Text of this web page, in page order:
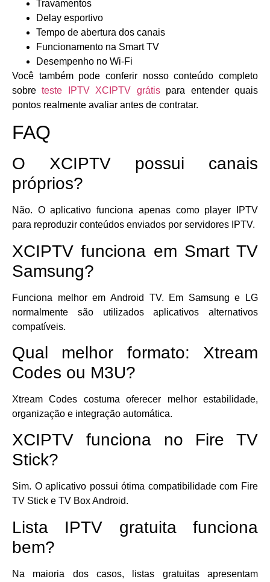
Travamentos
Delay esportivo
Tempo de abertura dos canais
Funcionamento na Smart TV
Desempenho no Wi-Fi
Você também pode conferir nosso conteúdo completo
sobreteste IPTV XCIPTV grátispara entender quais
pontos realmente avaliar antes de contratar.
FAQ
O XCIPTV possui canais
próprios?
Não. O aplicativo funciona apenas como player IPTV
para reproduzir conteúdos enviados por servidores IPTV.
XCIPTV funciona em Smart TV
Samsung?
Funciona melhor em Android TV. Em Samsung e LG
normalmente são utilizados aplicativos alternativos
compatíveis.
Qual melhor formato: Xtream
Codes ou M3U?
Xtream Codes costuma oferecer melhor estabilidade,
organização e integração automática.
XCIPTV funciona no Fire TV
Stick?
Sim. O aplicativo possui ótima compatibilidade com Fire
TV Stick e TV Box Android.
Lista IPTV gratuita funciona
bem?
Na maioria dos casos, listas gratuitas apresentam